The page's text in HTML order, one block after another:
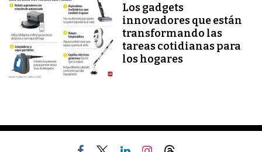
Los gadgets
innovadores que están
transformando las
tareas cotidianas para
los hogares